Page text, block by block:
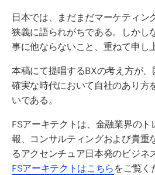
日本では、まだまだマーケティン
狭義に語られがちである。しかし
事に他ならないこと、重ねて申し
本稿にて提唱するBXの考え方が
確実な時代において自社のあり方
いである。
FSアーキテクトは、金融業界の
報、コンサルティングおよび貴重
るアクセンチュア日本発のビジネ
FSアーキテクトはこちらをご覧く